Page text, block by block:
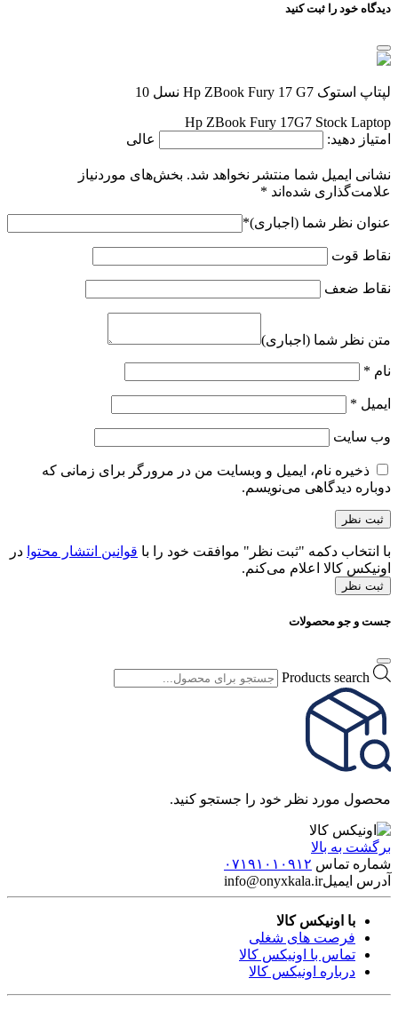
دیدگاه خود را ثبت کنید
لپتاپ استوک Hp ZBook Fury 17 G7 نسل 10
Hp ZBook Fury 17G7 Stock Laptop
امتیاز دهید:
عالی
نشانی ایمیل شما منتشر نخواهد شد. بخش‌های موردنیاز
علامت‌گذاری شده‌اند *
عنوان نظر شما (اجباری)*
نقاط قوت
نقاط ضعف
متن نظر شما (اجباری)
نام *
ایمیل *
وب‌ سایت
ذخیره نام، ایمیل و وبسایت من در مرورگر برای زمانی که
دوباره دیدگاهی می‌نویسم.
با انتخاب دکمه "ثبت نظر" موافقت خود را با قوانین انتشار محتوا در
اونیکس کالا اعلام می‌کنم.
ثبت نظر
جست و جو محصولات
Products search
محصول مورد نظر خود را جستجو کنید.
برگشت به بالا
شماره تماس ۰۷۱۹۱۰۱۰۹۱۲
آدرس ایمیلinfo@onyxkala.ir
با اونیکس کالا
فرصت های شغلی
تماس با اونیکس کالا
درباره اونیکس کالا